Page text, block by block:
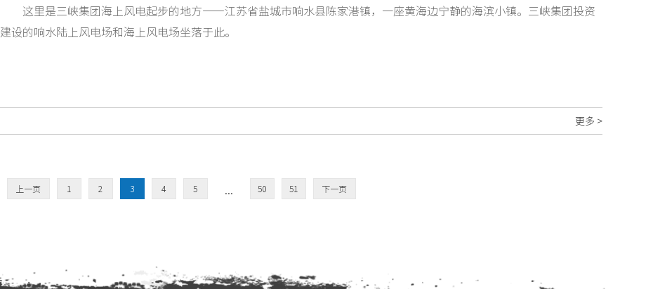
这里是三峡集团海上风电起步的地方——江苏省盐城市响水县陈家港镇，一座黄海边宁静的海滨小镇。三峡集团投资
建设的响水陆上风电场和海上风电场坐落于此。
更多 >
上一页 1 2 3 4 5 ... 50 51 下一页